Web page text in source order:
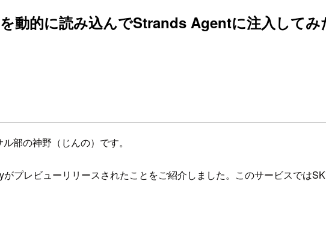
動的に読み込んでStrands Agentに注入してみ
部の神野（じんの）です。
プレビューリリースされたことをご紹介しました。このサービスでは